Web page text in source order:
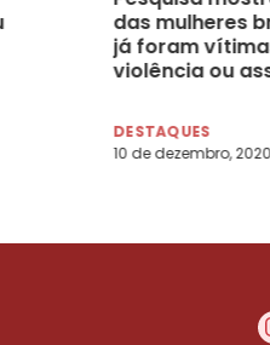
das mulheres
já foram
violência ou
DESTAQUES
10 de dezembro, 2020